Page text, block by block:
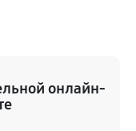
iPF
онлайн-